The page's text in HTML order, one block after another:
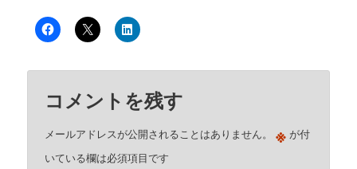
コメントを残す
メールアドレスが公開されることはありません。 ※ が付
いている欄は必須項目です